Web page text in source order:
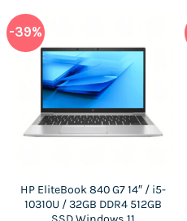
-39%
HP EliteBook 840 G7 14″ / i5-
10310U / 32GB DDR4 512GB